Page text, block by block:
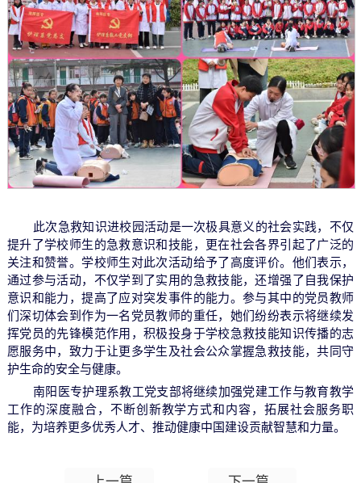
此次急救知识进校园活动是一次极具意义的社会实践，不仅
提升了学校师生的急救意识和技能，更在社会各界引起了广泛的
关注和赞誉。学校师生对此次活动给予了高度评价。他们表示，
通过参与活动，不仅学到了实用的急救技能，还增强了自我保护
意识和能力，提高了应对突发事件的能力。参与其中的党员教师
们深切体会到作为一名党员教师的重任，她们纷纷表示将继续发
挥党员的先锋模范作用，积极投身于学校急救技能知识传播的志
愿服务中，致力于让更多学生及社会公众掌握急救技能，共同守
护生命的安全与健康。
南阳医专护理系教工党支部将继续加强党建工作与教育教学
工作的深度融合，不断创新教学方式和内容，拓展社会服务职
能，为培养更多优秀人才、推动健康中国建设贡献智慧和力量。